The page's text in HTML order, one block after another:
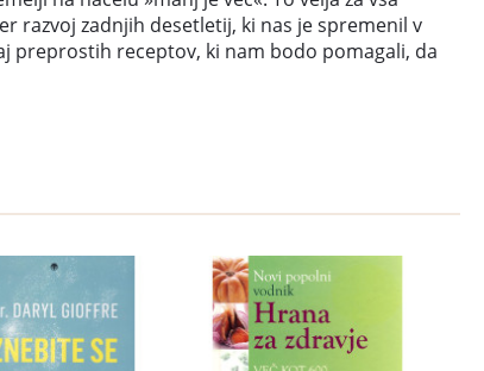
razvoj zadnjih desetletij, ki nas je spremenil v
preprostih receptov, ki nam bodo pomagali, da